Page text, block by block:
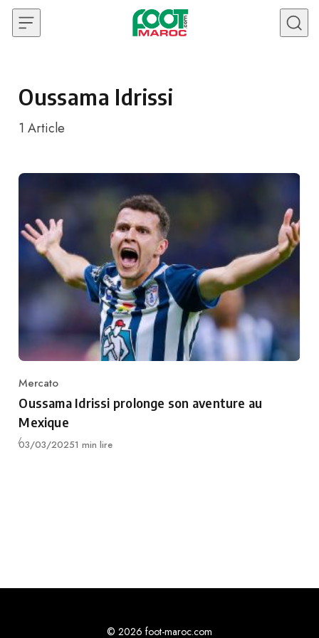
Skip to content
Oussama Idrissi
1 Article
Category
Mercato
Oussama Idrissi prolonge son aventure au
Mexique
Publié
03/03/20251 min lire
© 2026 foot-maroc.com